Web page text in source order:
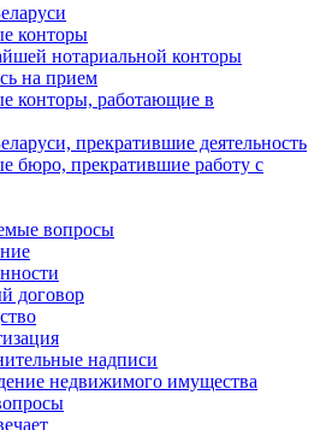
конторы
нотариальной конторы
на прием
конторы, работающие в
прекратившие деятельность
бюро, прекратившие работу с
вопросы
договор
надписи
недвижимого имущества